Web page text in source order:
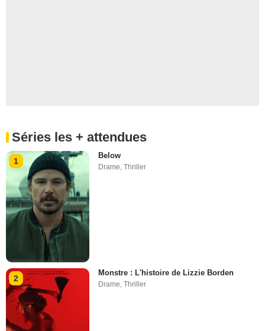
Séries les + attendues
1
Below
Drame ,Thriller
2
Monstre : L'histoire de Lizzie Borden
Drame,Thriller